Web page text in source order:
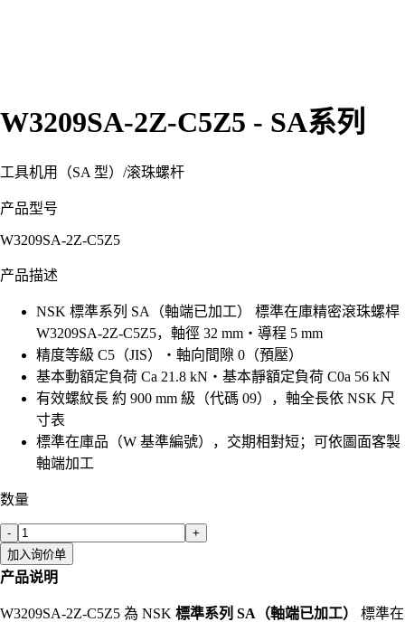
W3209SA-2Z-C5Z5 - SA系列
工具机用（SA 型） /滚珠螺杆
产品型号
W3209SA-2Z-C5Z5
产品描述
NSK 標準系列 SA（軸端已加工） 標準在庫精密滾珠螺桿
W3209SA-2Z-C5Z5，軸徑 32 mm・導程 5 mm
精度等級 C5（JIS）・軸向間隙 0（預壓）
基本動額定負荷 Ca 21.8 kN・基本靜額定負荷 C0a 56 kN
有效螺紋長 約 900 mm 級（代碼 09），軸全長依 NSK 尺
寸表
標準在庫品（W 基準編號），交期相對短；可依圖面客製
軸端加工
数量
-
+
加入询价单
产品说明
W3209SA-2Z-C5Z5 為 NSK 標準系列 SA（軸端已加工）
標準在